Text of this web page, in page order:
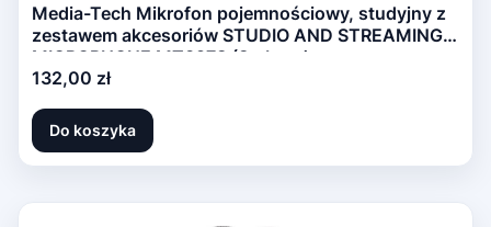
Media-Tech Mikrofon pojemnościowy, studyjny z
zestawem akcesoriów STUDIO AND STREAMING
MICROPHONE MT397S (Srebrny)
Cena
132,00 zł
Do koszyka